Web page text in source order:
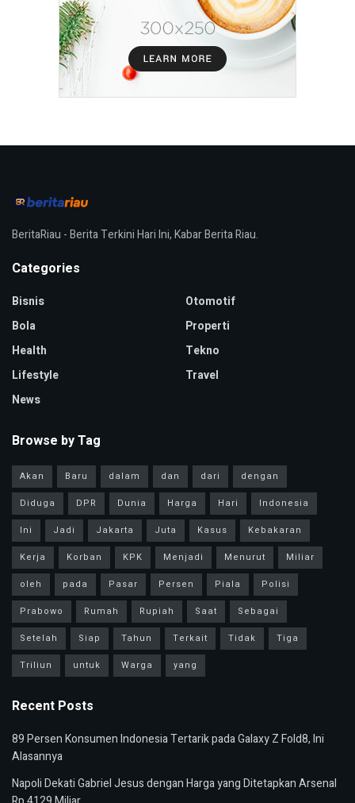
BeritaRiau - Berita Terkini Hari Ini, Kabar Berita Riau.
Categories
Bisnis
Bola
Health
Lifestyle
News
Otomotif
Properti
Tekno
Travel
Browse by Tag
Akan Baru dalam dan dari
dengan
Diduga
DPR Dunia Harga Hari
Indonesia
Ini
Jadi Jakarta Juta Kasus
Kebakaran
Kerja
Korban KPK Menjadi Menurut
Miliar
oleh
pada Pasar Persen Piala
Polisi
Prabowo
Rumah Rupiah Saat
Sebagai
Setelah
Siap Tahun Terkait Tidak
Tiga
Triliun
untuk Warga yang
Recent Posts
89 Persen Konsumen Indonesia Tertarik pada Galaxy Z Fold8, Ini
Alasannya
Napoli Dekati Gabriel Jesus dengan Harga yang Ditetapkan Arsenal